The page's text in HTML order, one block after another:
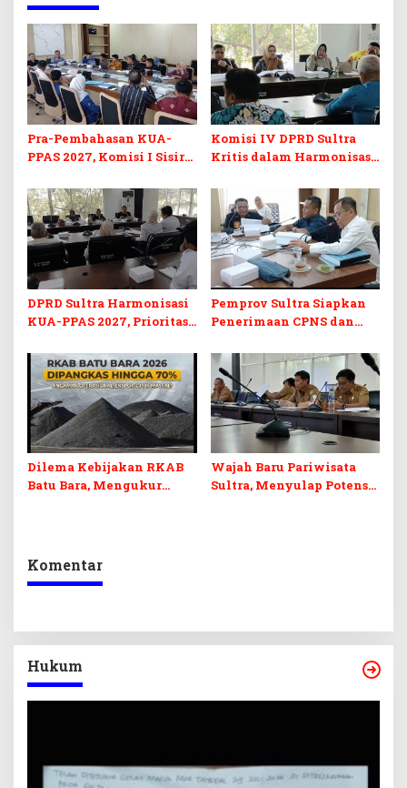
Pra-Pembahasan KUA-
PPAS 2027, Komisi I Sisir
Berkelanjutan
Komisi IV DPRD Sultra
Kritis dalam Harmonisasi
Perubahan APBD 2026
DPRD Sultra Harmonisasi
KUA-PPAS 2027, Prioritas
dan Pelunasan Utang
Infrastruktur
Pemprov Sultra Siapkan
Penerimaan CPNS dan
Desak Formasi Disabilitas
Dilema Kebijakan RKAB
Batu Bara, Mengukur
Wajah Baru Pariwisata
Sultra, Menyulap Potensi
Komentar
Hukum